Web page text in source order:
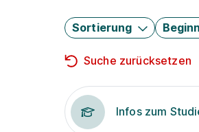
Sortierung Beginn
Suche zurücksetzen
Infos zum